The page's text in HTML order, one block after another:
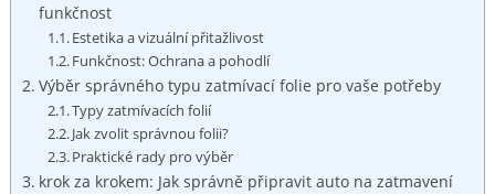
funkčnost
Estetika a vizuální přitažlivost
Funkčnost: Ochrana ​a pohodlí
Výběr správného typu zatmívací folie pro vaše​ potřeby
Typy⁣ zatmívacích folií
Jak zvolit ⁤správnou folii?
Praktické rady pro výběr
krok za krokem:⁤ Jak správně připravit auto na zatmavení